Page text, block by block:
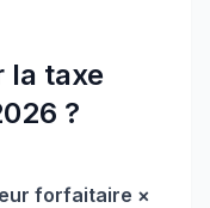
la taxe
?
forfaitaire ×